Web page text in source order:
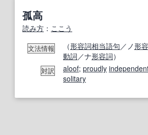
孤高
読み方 ： ここう
文法情報 （形容詞相当語句／ノ形
動詞／ナ形容詞）
対訳 aloof; proudly
solitary